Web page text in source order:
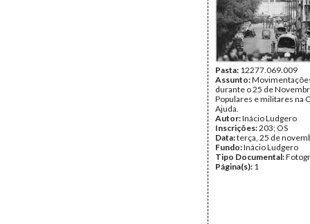
Pasta: 12277.069.009
Assunto:
durante o 25 de
Populares e militares na
Ajuda.
Autor:Inácio Ludgero
Inscrições:203; OS
Data:terça, 25 de
Fundo:Inácio Ludgero
Tipo Documental:
Página(s): 1